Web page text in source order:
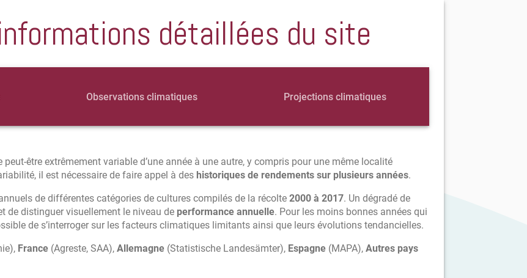
détaillées du site
Observations climatiques Projections climatiques
peut-être extrêmement variable d’une année à une autre, y compris pour une même localité
il est nécessaire de faire appel à des historiques de rendements sur plusieurs années.
de différentes catégories de cultures compilés de la récolte 2000 à 2017. Un dégradé de
de distinguer visuellement le niveau de performance annuelle. Pour les moins bonnes années qui
de s’interroger sur les facteurs climatiques limitants ainsi que leurs évolutions tendancielles.
France (Agreste, SAA), Allemagne (Statistische Landesämter), Espagne (MAPA), Autres pays